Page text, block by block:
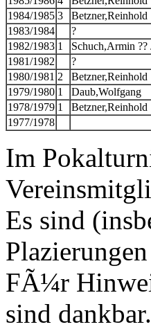
1984/1985 3 Betzner,Reinhold
1983/1984
?
1982/1983 1 Schuch,Armin ??
1981/1982
?
1980/1981 2 Betzner,Reinhold
1979/1980 1 Daub,Wolfgang
1978/1979 1 Betzner,Reinhold
1977/1978
Im
Es sind
FÃ¼r
sind dankbar.